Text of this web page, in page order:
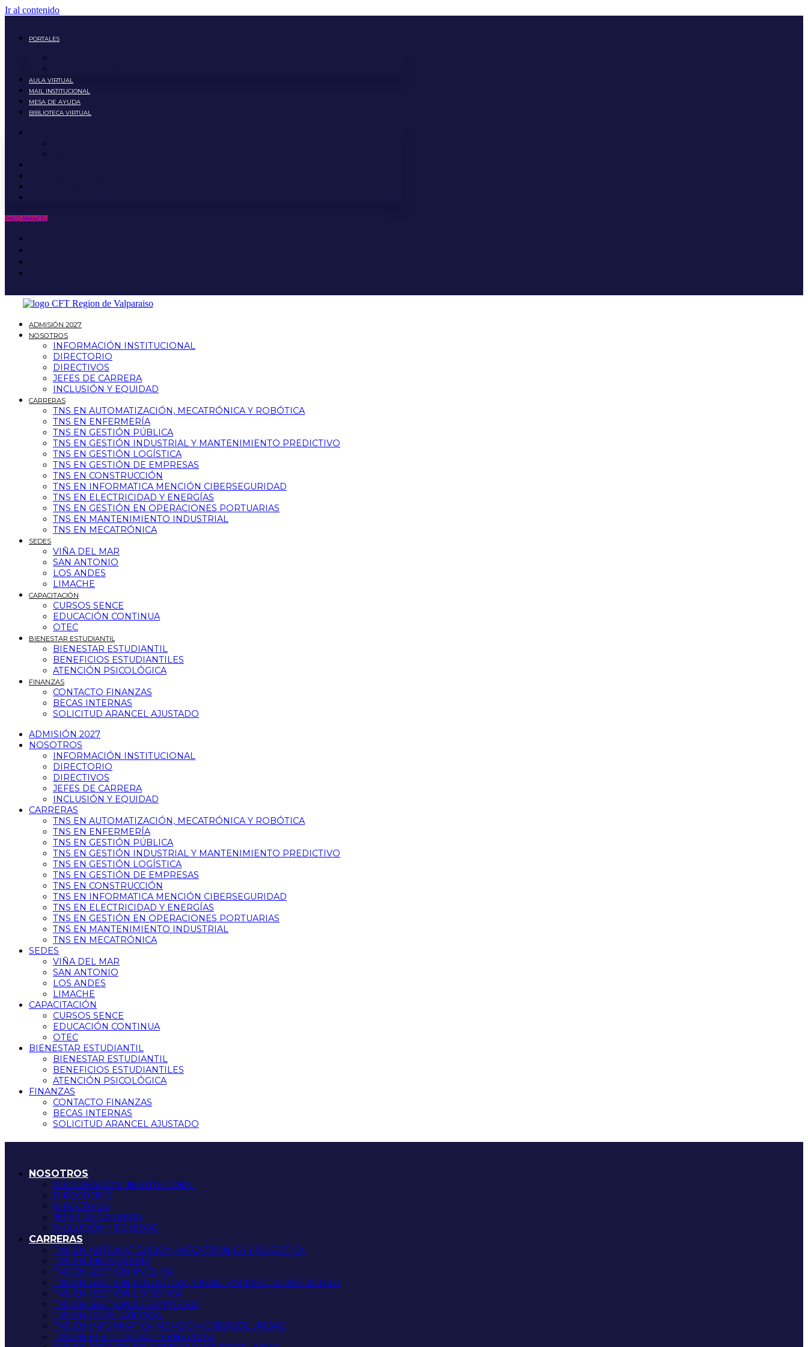
Ir al contenido
PORTALES
AULA VIRTUAL
MAIL INSTITUCIONAL
MESA DE AYUDA
BIBLIOTECA VIRTUAL
PAGO ARANCEL
ADMISIÓN 2027
NOSOTROS
INFORMACIÓN INSTITUCIONAL
DIRECTORIO
DIRECTIVOS
JEFES DE CARRERA
INCLUSIÓN Y EQUIDAD
CARRERAS
TNS EN AUTOMATIZACIÓN, MECATRÓNICA Y ROBÓTICA
TNS EN ENFERMERÍA
TNS EN GESTIÓN PÚBLICA
TNS EN GESTIÓN INDUSTRIAL Y MANTENIMIENTO PREDICTIVO
TNS EN GESTIÓN LOGÍSTICA
TNS EN GESTIÓN DE EMPRESAS
TNS EN CONSTRUCCIÓN
TNS EN INFORMATICA MENCIÓN CIBERSEGURIDAD
TNS EN ELECTRICIDAD Y ENERGÍAS
TNS EN GESTIÓN EN OPERACIONES PORTUARIAS
TNS EN MANTENIMIENTO INDUSTRIAL
TNS EN MECATRÓNICA
SEDES
VIÑA DEL MAR
SAN ANTONIO
LOS ANDES
LIMACHE
CAPACITACIÓN
CURSOS SENCE
EDUCACIÓN CONTINUA
OTEC
BIENESTAR ESTUDIANTIL
BIENESTAR ESTUDIANTIL
BENEFICIOS ESTUDIANTILES
ATENCIÓN PSICOLÓGICA
FINANZAS
CONTACTO FINANZAS
BECAS INTERNAS
SOLICITUD ARANCEL AJUSTADO
ADMISIÓN 2027
NOSOTROS
INFORMACIÓN INSTITUCIONAL
DIRECTORIO
DIRECTIVOS
JEFES DE CARRERA
INCLUSIÓN Y EQUIDAD
CARRERAS
TNS EN AUTOMATIZACIÓN, MECATRÓNICA Y ROBÓTICA
TNS EN ENFERMERÍA
TNS EN GESTIÓN PÚBLICA
TNS EN GESTIÓN INDUSTRIAL Y MANTENIMIENTO PREDICTIVO
TNS EN GESTIÓN LOGÍSTICA
TNS EN GESTIÓN DE EMPRESAS
TNS EN CONSTRUCCIÓN
TNS EN INFORMATICA MENCIÓN CIBERSEGURIDAD
TNS EN ELECTRICIDAD Y ENERGÍAS
TNS EN GESTIÓN EN OPERACIONES PORTUARIAS
TNS EN MANTENIMIENTO INDUSTRIAL
TNS EN MECATRÓNICA
SEDES
VIÑA DEL MAR
SAN ANTONIO
LOS ANDES
LIMACHE
CAPACITACIÓN
CURSOS SENCE
EDUCACIÓN CONTINUA
OTEC
BIENESTAR ESTUDIANTIL
BIENESTAR ESTUDIANTIL
BENEFICIOS ESTUDIANTILES
ATENCIÓN PSICOLÓGICA
FINANZAS
CONTACTO FINANZAS
BECAS INTERNAS
SOLICITUD ARANCEL AJUSTADO
NOSOTROS
INFORMACIÓN INSTITUCIONAL
DIRECTORIO
DIRECTIVOS
JEFES DE CARRERA
INCLUSIÓN Y EQUIDAD
CARRERAS
TNS EN AUTOMATIZACIÓN, MECATRÓNICA Y ROBÓTICA
TNS EN ENFERMERÍA
TNS EN GESTIÓN PÚBLICA
TNS EN GESTIÓN INDUSTRIAL Y MANTENIMIENTO PREDICTIVO
TNS EN GESTIÓN LOGÍSTICA
TNS EN GESTIÓN DE EMPRESAS
TNS EN CONSTRUCCIÓN
TNS EN INFORMATICA MENCIÓN CIBERSEGURIDAD
TNS EN ELECTRICIDAD Y ENERGÍAS